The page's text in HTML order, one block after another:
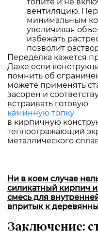
вентиляцию.
минимальным
увеличивая
избежать
позволит
Переделка кажется
Даже если
помнить об
можете применять
засорен и
встраивать готовую
каминную топку
в кирпичную
теплоотражающий
металлического
Ни в коем случае
силикатный кирпич
смесь для
впритык к
Заключение: